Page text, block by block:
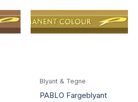
Blyant & Tegne
PABLO Fargeblyant